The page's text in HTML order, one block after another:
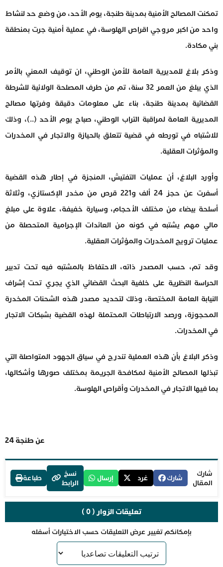
تمكنت المصالح الأمنية بمدينة طنجة، يوم الأحد، من وضع حد لنشاط
واحد من اكبر مروجي اقراص الهلوسة، في عملية أمنية جرت بمنطقة
بني مكادة.
وذكر بلاغ للمديرية العامة للأمن الوطني، ان توقيف المعني بالأمر
الذي يبلغ من العمر 32 سنة، تم من طرف المصلحة الولائية للشرطة
القضائية بمدينة طنجة، بناء على معلومات دقيقة وفرتها مصالح
المديرية العامة لمراقبة التراب الوطني، صباح يوم الأحد (..)، وذلك
للاشتباه في تورطه في قضية تتعلق بالحيازة والاتجار في المخدرات
والمؤثرات العقلية.
وأورد البلاغ، أن عمليات التفتيش، المنجزة في إطار هذه القضية
أسفرت عن حجز 24 ألف و221 قرص من مخدر الإكستازي، وثلاثة
أسلحة بيضاء من مختلف الأحجام، وسيارة خفيفة، علاوة على مبلغ
مالي مهم يشتبه في كونه من العائدات الإجرامية المتحصلة من
عمليات ترويج المخدرات والمؤثرات العقلية.
وقد تم، حسب المصدر ذاته، الاحتفاظ بالمشتبه فيه تحت تدبير
الحراسة النظرية على خلفية البحث القضائي الذي يجري تحت إشراف
النيابة العامة المختصة، وذلك لتحديد مصدر هذه الشحنات المخدرة
المحجوزة، ورصد الارتباطات المحتملة لهذه القضية بشبكات الاتجار
في المخدرات.
وذكر البلاغ بأن هذه العملية تندرج في سياق الجهود المتواصلة التي
تبذلها المصالح الأمنية لمكافحة الجريمة بمختلف صورها وأشكالها،
بما فيها الاتجار في المخدرات وأقراص الهلوسة.
عن طنجة 24
شارك
المقال
شارك غرد إرسال
نسخ
الرابط
طباعة
تعليقات الزوار ( 0 )
بإمكانكم تغيير عرض التعليقات حسب الاختيارات أسفله